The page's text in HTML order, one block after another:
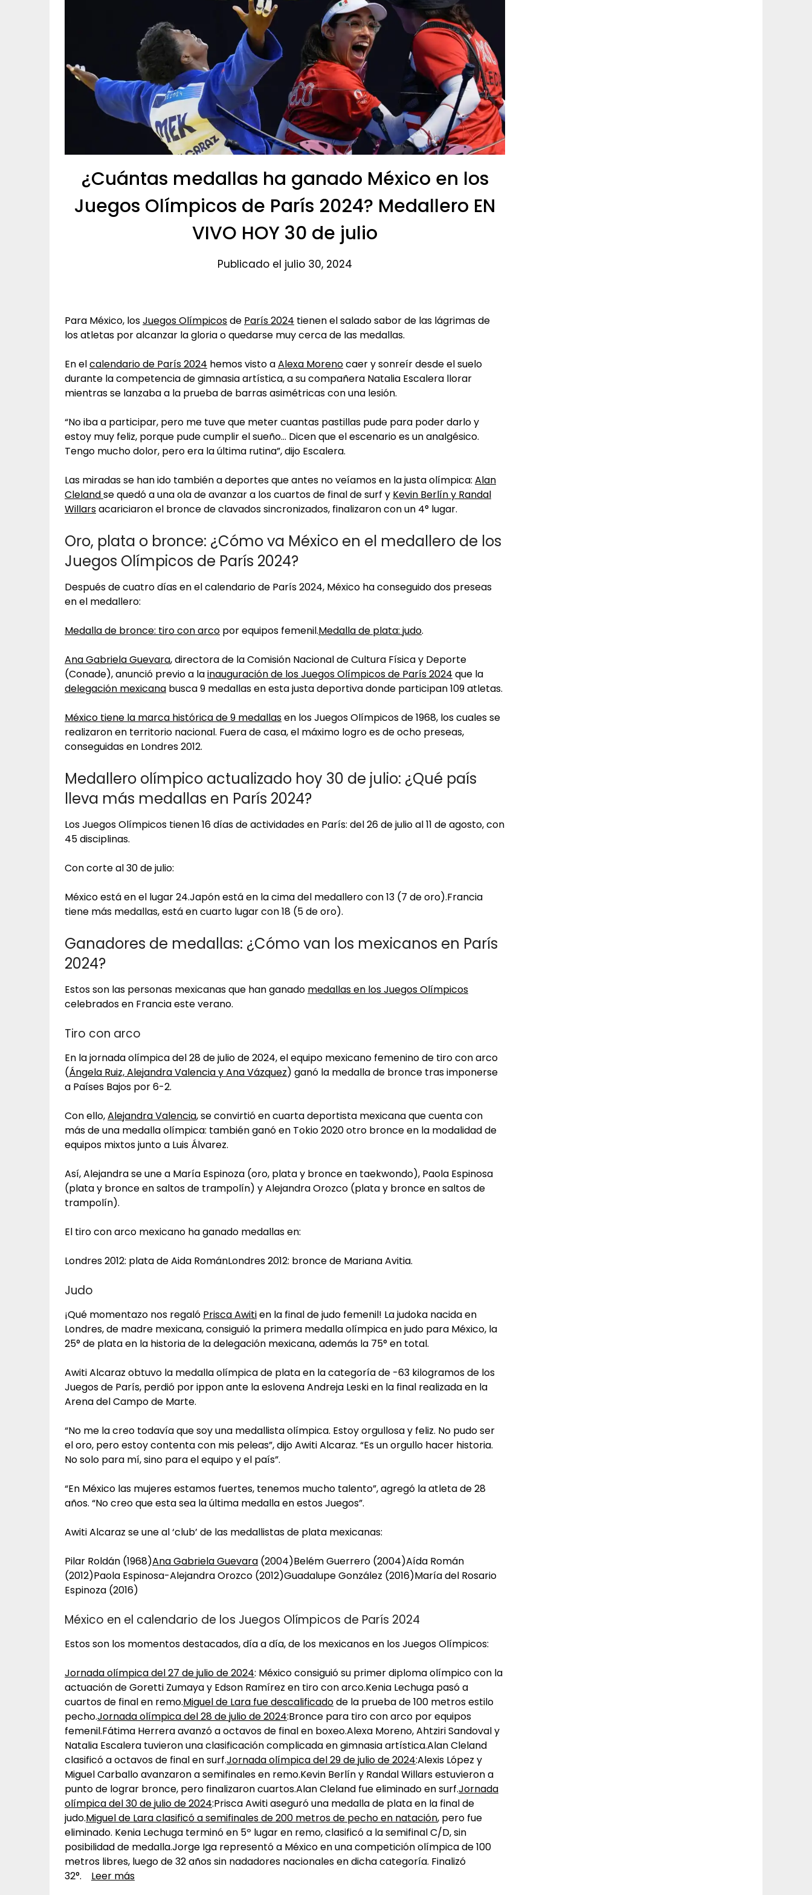
¿Cuántas medallas ha ganado México en los
Juegos Olímpicos de París 2024? Medallero EN
VIVO HOY 30 de julio​
Publicado el julio 30, 2024
Para México, losJuegos Olímpicosde París 2024 tienen el salado sabor de las lágrimas de
los atletas por alcanzar la gloria o quedarse muy cerca de las medallas.
En elcalendario de París 2024 hemos visto aAlexa Morenocaer y sonreír desde el suelo
durante la competencia de gimnasia artística, a su compañera Natalia Escalera llorar
mientras se lanzaba a la prueba de barras asimétricas con una lesión.
“No iba a participar, pero me tuve que meter cuantas pastillas pude para poder darlo y
estoy muy feliz, porque pude cumplir el sueño… Dicen que el escenario es un analgésico.
Tengo mucho dolor, pero era la última rutina”, dijo Escalera.
Las miradas se han ido también a deportes que antes no veíamos en la justa olímpica: Alan
Clelandse quedó a una ola de avanzar a los cuartos de final de surf y Kevin Berlín y Randal
Willarsacariciaron el bronce de clavados sincronizados, finalizaron con un 4° lugar.
Oro, plata o bronce: ¿Cómo va México en el medallero de los
Juegos Olímpicos de París 2024?
Después de cuatro días en el calendario de París 2024, México ha conseguido dos preseas
en el medallero:
Medalla de bronce: tiro con arco por equipos femenil.Medalla de plata: judo.
Ana Gabriela Guevara, directora de la Comisión Nacional de Cultura Física y Deporte
(Conade), anunció previo a lainauguración de los Juegos Olímpicos de París 2024 que la
delegación mexicana busca 9 medallas en esta justa deportiva donde participan 109 atletas.
México tiene la marca histórica de 9 medallasen los Juegos Olímpicos de 1968, los cuales se
realizaron en territorio nacional. Fuera de casa, el máximo logro es de ocho preseas,
conseguidas en Londres 2012.
Medallero olímpico actualizado hoy 30 de julio: ¿Qué país
lleva más medallas en París 2024?
Los Juegos Olímpicos tienen 16 días de actividades en París: del 26 de julio al 11 de agosto, con
45 disciplinas.
Con corte al 30 de julio:
México está en el lugar 24.Japón está en la cima del medallero con 13 (7 de oro).Francia
tiene más medallas, está en cuarto lugar con 18 (5 de oro).
Ganadores de medallas: ¿Cómo van los mexicanos en París
2024?
Estos son las personas mexicanas que han ganado medallas en los Juegos Olímpicos
celebrados en Francia este verano.
Tiro con arco
En la jornada olímpica del 28 de julio de 2024, el equipo mexicano femenino de tiro con arco
(Ángela Ruiz, Alejandra Valencia y Ana Vázquez) ganó la medalla de bronce tras imponerse
a Países Bajos por 6-2.
Con ello,Alejandra Valencia, se convirtió en cuarta deportista mexicana que cuenta con
más de una medalla olímpica: también ganó en Tokio 2020 otro bronce en la modalidad de
equipos mixtos junto a Luis Álvarez.
Así, Alejandra se une a María Espinoza (oro, plata y bronce en taekwondo), Paola Espinosa
(plata y bronce en saltos de trampolín) y Alejandra Orozco (plata y bronce en saltos de
trampolín).
El tiro con arco mexicano ha ganado medallas en:
Londres 2012: plata de Aida RománLondres 2012: bronce de Mariana Avitia.
Judo
¡Qué momentazo nos regaló Prisca Awitien la final de judo femenil! La judoka nacida en
Londres, de madre mexicana, consiguió la primera medalla olímpica en judo para México, la
25° de plata en la historia de la delegación mexicana, además la 75° en total.
Awiti Alcaraz obtuvo la medalla olímpica de plata en la categoría de -63 kilogramos de los
Juegos de París, perdió por ippon ante la eslovena Andreja Leski en la final realizada en la
Arena del Campo de Marte.
“No me la creo todavía que soy una medallista olímpica. Estoy orgullosa y feliz. No pudo ser
el oro, pero estoy contenta con mis peleas”, dijo Awiti Alcaraz. “Es un orgullo hacer historia.
No solo para mí, sino para el equipo y el país”.
“En México las mujeres estamos fuertes, tenemos mucho talento”, agregó la atleta de 28
años. “No creo que esta sea la última medalla en estos Juegos”.
Awiti Alcaraz se une al ‘club’ de las medallistas de plata mexicanas:
Pilar Roldán (1968)Ana Gabriela Guevara (2004)Belém Guerrero (2004)Aída Román
(2012)Paola Espinosa-Alejandra Orozco (2012)Guadalupe González (2016)María del Rosario
Espinoza (2016)
México en el calendario de los Juegos Olímpicos de París 2024
Estos son los momentos destacados, día a día, de los mexicanos en los Juegos Olímpicos:
Jornada olímpica del 27 de julio de 2024: México consiguió su primer diploma olímpico con la
actuación de Goretti Zumaya y Edson Ramírez en tiro con arco.Kenia Lechuga pasó a
cuartos de final en remo.Miguel de Lara fue descalificadode la prueba de 100 metros estilo
pecho.Jornada olímpica del 28 de julio de 2024:Bronce para tiro con arco por equipos
femenil.Fátima Herrera avanzó a octavos de final en boxeo.Alexa Moreno, Ahtziri Sandoval y
Natalia Escalera tuvieron una clasificación complicada en gimnasia artística.Alan Cleland
clasificó a octavos de final en surf.Jornada olímpica del 29 de julio de 2024:Alexis López y
Miguel Carballo avanzaron a semifinales en remo.Kevin Berlín y Randal Willars estuvieron a
punto de lograr bronce, pero finalizaron cuartos.Alan Cleland fue eliminado en surf.Jornada
olímpica del 30 de julio de 2024:Prisca Awiti aseguró una medalla de plata en la final de
judo.Miguel de Lara clasificó a semifinales de 200 metros de pecho en natación, pero fue
eliminado. Kenia Lechuga terminó en 5º lugar en remo, clasificó a la semifinal C/D, sin
posibilidad de medalla.Jorge Iga representó a México en una competición olímpica de 100
metros libres, luego de 32 años sin nadadores nacionales en dicha categoría. Finalizó
32°. Leer más